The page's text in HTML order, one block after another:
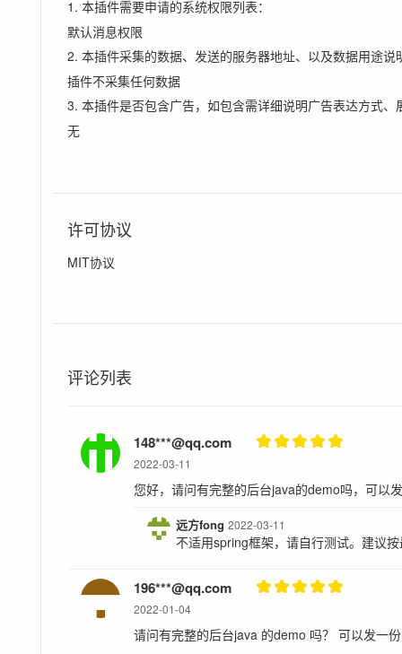
1. 本插件需要申请的系统权限列表：
默认消息权限
2. 本插件采集的数据、发送的服务器地址、以及数据用途说
插件不采集任何数据
3. 本插件是否包含广告，如包含需详细说明广告表达方式、
无
许可协议
MIT协议
评论列表
148***@qq.com
2022-03-11
您好，请问有完整的后台java的demo吗，可以
远方fong2022-03-11
不适用spring框架，请自行测试。建议
196***@qq.com
2022-01-04
请问有完整的后台java 的demo 吗？ 可以发一